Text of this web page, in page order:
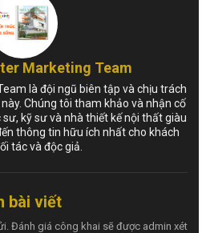
Marketing Team
là đội ngũ biên tập và chịu trách
Chúng tôi tham khảo và nhận cố
kỹ sư và nhà thiết kế nội thất giàu
thông tin hữu ích nhất cho khách
tác và độc giả.
bài viết
Đánh giá công khai sẽ được admin xét